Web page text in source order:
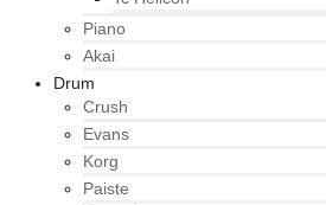
Piano
Akai
Drum
Crush
Evans
Korg
Paiste